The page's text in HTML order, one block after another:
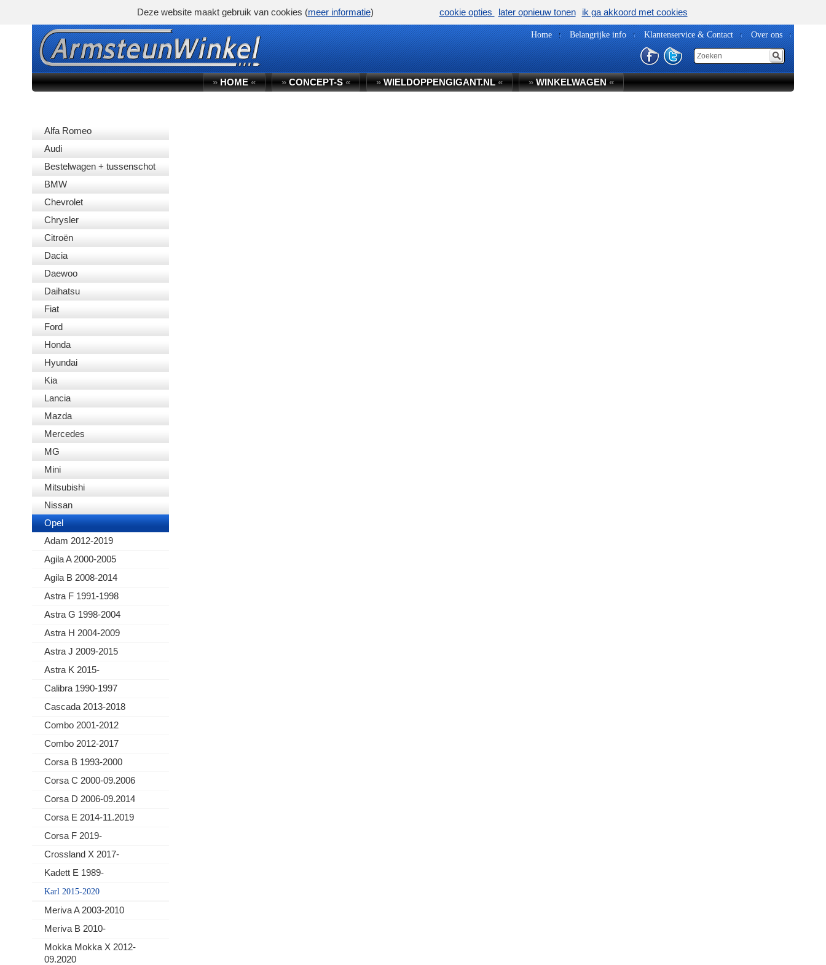
Home Belangrijke info Klantenservice & Contact Over ons
»HOME« »CONCEPT-S« »WIELDOPPENGIGANT.NL« »WINKELWAGEN«
Alfa Romeo
Audi
Bestelwagen + tussenschot
BMW
Chevrolet
Chrysler
Citroën
Dacia
Daewoo
Daihatsu
Fiat
Ford
Honda
Hyundai
Kia
Lancia
Mazda
Mercedes
MG
Mini
Mitsubishi
Nissan
Opel
Adam 2012-2019
Agila A 2000-2005
Agila B 2008-2014
Astra F 1991-1998
Astra G 1998-2004
Astra H 2004-2009
Astra J 2009-2015
Astra K 2015-
Calibra 1990-1997
Cascada 2013-2018
Combo 2001-2012
Combo 2012-2017
Corsa B 1993-2000
Corsa C 2000-09.2006
Corsa D 2006-09.2014
Corsa E 2014-11.2019
Corsa F 2019-
Crossland X 2017-
Kadett E 1989-
Karl 2015-2020
Meriva A 2003-2010
Meriva B 2010-
Mokka Mokka X 2012-
09.2020
Deze website maakt gebruik van cookies (meer informatie) cookie opties later opnieuw tonen ik ga akkoord met cookies